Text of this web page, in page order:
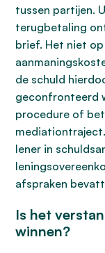
tussen partijen.
terugbetaling
brief. Het niet
de schuld
geconfronteerd
procedure of
lener in
afspraken
Is het
winnen?